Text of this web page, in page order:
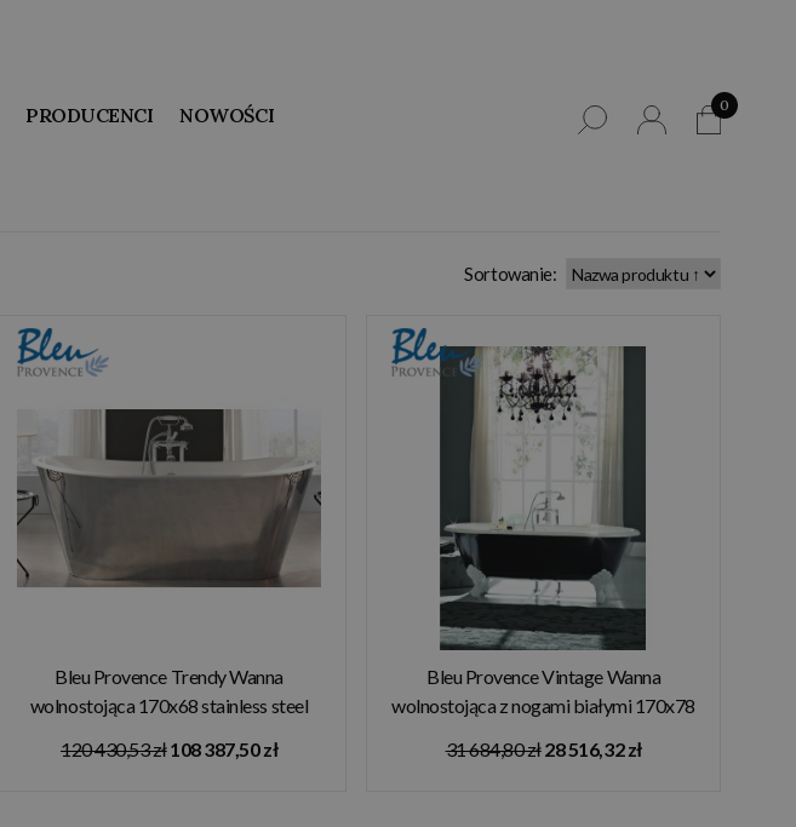
PRODUCENCI NOWOŚCI 0
Sortowanie:
Bleu Provence Trendy Wanna
wolnostojąca 170x68 stainless steel
120 430,53 zł108 387,50 zł
Bleu Provence Vintage Wanna
wolnostojąca z nogami białymi 170x78
31 684,80 zł28 516,32 zł